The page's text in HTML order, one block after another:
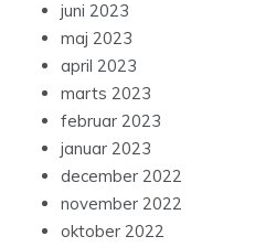
juni 2023
maj 2023
april 2023
marts 2023
februar 2023
januar 2023
december 2022
november 2022
oktober 2022